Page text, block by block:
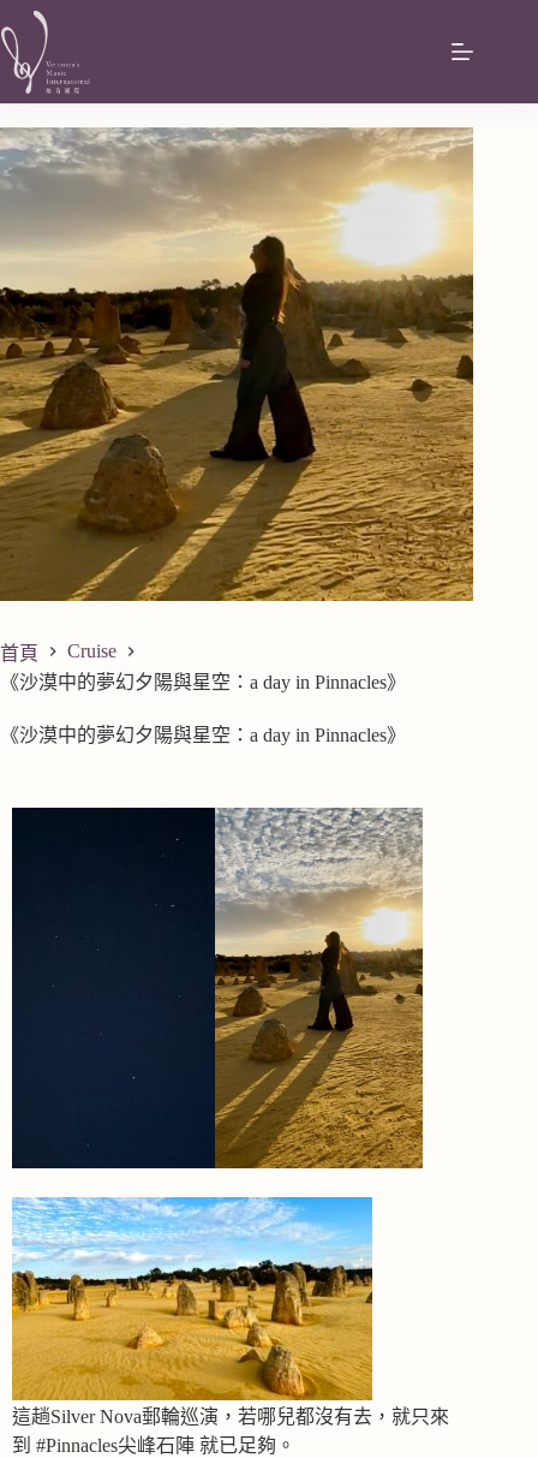
首頁
Cruise
《沙漠中的夢幻夕陽與星空：a day in Pinnacles》
《沙漠中的夢幻夕陽與星空：a day in Pinnacles》
這趟Silver Nova郵輪巡演，若哪兒都沒有去，就只來
到 #Pinnacles尖峰石陣 就已足夠。